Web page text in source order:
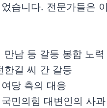
습니다. 전문가들은
남 등 갈등 봉합 노력
한길 씨 간 갈등
당 측의 대응
민의힘 대변인의 사과